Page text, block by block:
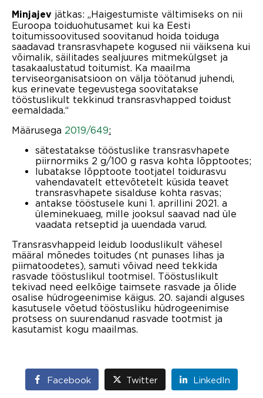
Minjajev jätkas: „Haigestumiste vältimiseks on nii
Euroopa toiduohutusamet kui ka Eesti
toitumissoovitused soovitanud hoida toiduga
saadavad transrasvhapete kogused nii väiksena kui
võimalik, säilitades sealjuures mitmekülgset ja
tasakaalustatud toitumist. Ka maailma
terviseorganisatsioon on välja töötanud juhendi,
kus erinevate tegevustega soovitatakse
tööstuslikult tekkinud transrasvhapped toidust
eemaldada.“
Määrusega 2019/649:
sätestatakse tööstuslike transrasvhapete
piirnormiks 2 g/100 g rasva kohta lõpptootes;
lubatakse lõpptoote tootjatel toidurasvu
vahendavatelt ettevõtetelt küsida teavet
transrasvhapete sisalduse kohta rasvas;
antakse tööstusele kuni 1. aprillini 2021. a
üleminekuaeg, mille jooksul saavad nad üle
vaadata retseptid ja uuendada varud.
Transrasvhappeid leidub looduslikult vähesel
määral mõnedes toitudes (nt punases lihas ja
piimatoodetes), samuti võivad need tekkida
rasvade tööstuslikul tootmisel. Tööstuslikult
tekivad need eelkõige taimsete rasvade ja õlide
osalise hüdrogeenimise käigus. 20. sajandi alguses
kasutusele võetud tööstusliku hüdrogeenimise
protsess on suurendanud rasvade tootmist ja
kasutamist kogu maailmas.
Facebook Twitter LinkedIn